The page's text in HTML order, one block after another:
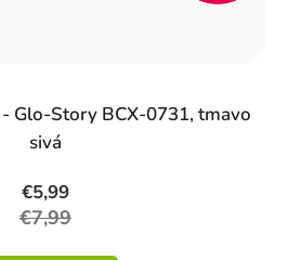
Glo-Story BCX-0731, tmavo
sivá
€5,99
€7,99